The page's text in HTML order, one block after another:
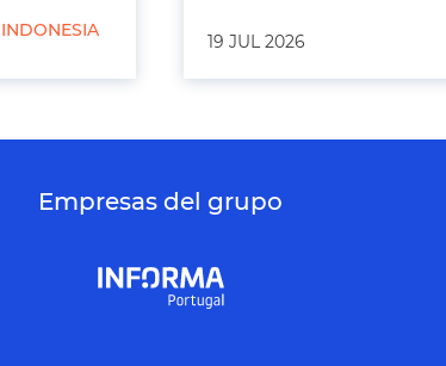
INDONESIA
19 JUL 2026
Empresas del grupo